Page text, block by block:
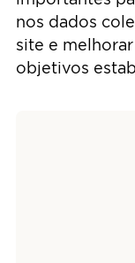
nos dados
site e
objetivos